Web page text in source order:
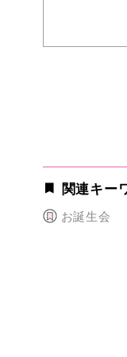
関連キー
お誕生会